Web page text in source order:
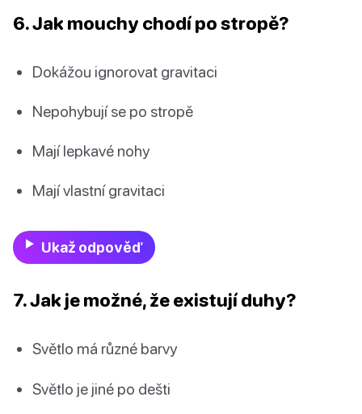
6. Jak mouchy chodí po stropě?
Dokážou ignorovat gravitaci
Nepohybují se po stropě
Mají lepkavé nohy
Mají vlastní gravitaci
Ukaž odpověď
7. Jak je možné, že existují duhy?
Světlo má různé barvy
Světlo je jiné po dešti